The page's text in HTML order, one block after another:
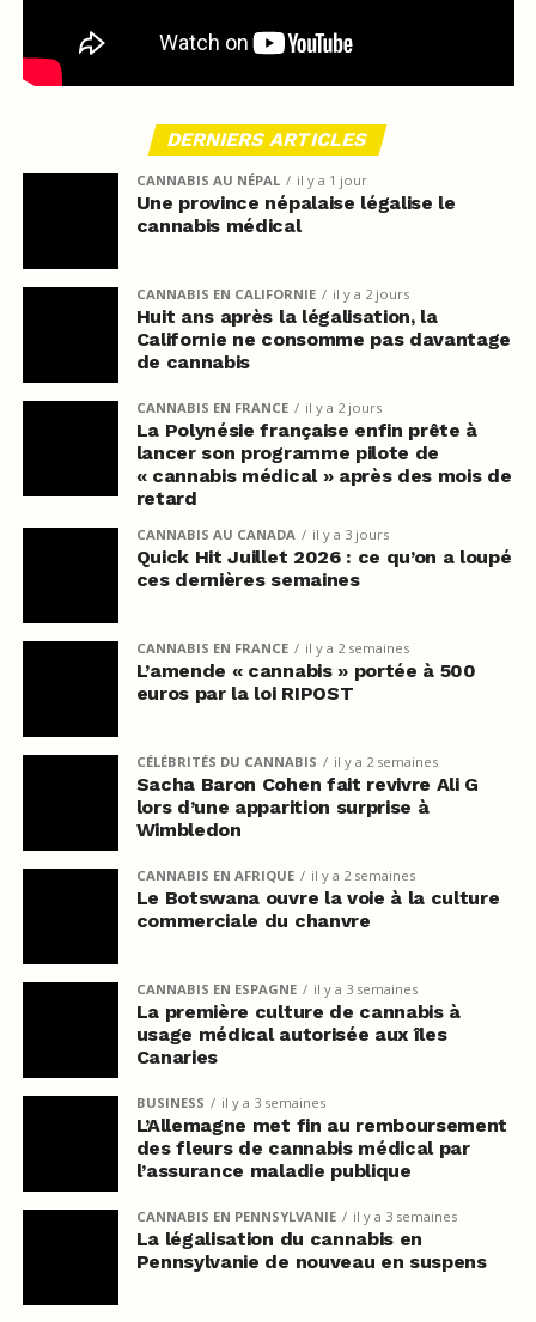
DERNIERS ARTICLES
CANNABIS AU NÉPAL il y a 1 jour
Une province népalaise légalise le
cannabis médical
CANNABIS EN CALIFORNIE il y a 2 jours
Huit ans après la légalisation, la
Californie ne consomme pas davantage
de cannabis
CANNABIS EN FRANCE il y a 2 jours
La Polynésie française enfin prête à
lancer son programme pilote de
« cannabis médical » après des mois de
retard
CANNABIS AU CANADA il y a 3 jours
Quick Hit Juillet 2026 : ce qu’on a loupé
ces dernières semaines
CANNABIS EN FRANCE il y a 2 semaines
L’amende « cannabis » portée à 500
euros par la loi RIPOST
CÉLÉBRITÉS DU CANNABIS il y a 2 semaines
Sacha Baron Cohen fait revivre Ali G
lors d’une apparition surprise à
Wimbledon
CANNABIS EN AFRIQUE il y a 2 semaines
Le Botswana ouvre la voie à la culture
commerciale du chanvre
CANNABIS EN ESPAGNE il y a 3 semaines
La première culture de cannabis à
usage médical autorisée aux îles
Canaries
BUSINESS il y a 3 semaines
L’Allemagne met fin au remboursement
des fleurs de cannabis médical par
l’assurance maladie publique
CANNABIS EN PENNSYLVANIE il y a 3 semaines
La légalisation du cannabis en
Pennsylvanie de nouveau en suspens